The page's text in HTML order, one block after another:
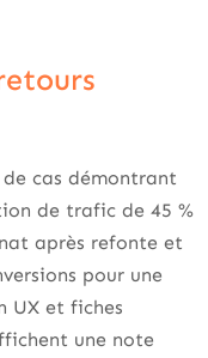
cas démontrant
de trafic de 45 %
après refonte et
pour une
UX et fiches
une note